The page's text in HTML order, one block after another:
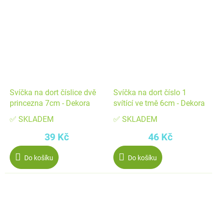
Svíčka na dort číslice dvě
princezna 7cm - Dekora
✅ SKLADEM
39 Kč
Do košíku
Svíčka na dort číslo 1
svítící ve tmě 6cm - Dekora
✅ SKLADEM
46 Kč
Do košíku